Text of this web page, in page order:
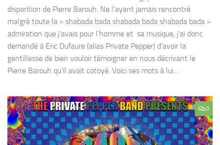
disparition de Pierre Barouh. Ne l’ayant jamais rencontré
malgrè toute la « shabada bada shabada bada shabada bada »
admiration que j’avais pour l’homme et sa musique, j’ai donc
demandé à Eric Dufaure (alias Private Pepper) d’avoir la
gentillesse de bien vouloir témoigner en nous décrivant le
Pierre Barouh qu’il avait cotoyé. Voici ses mots à lui…
0